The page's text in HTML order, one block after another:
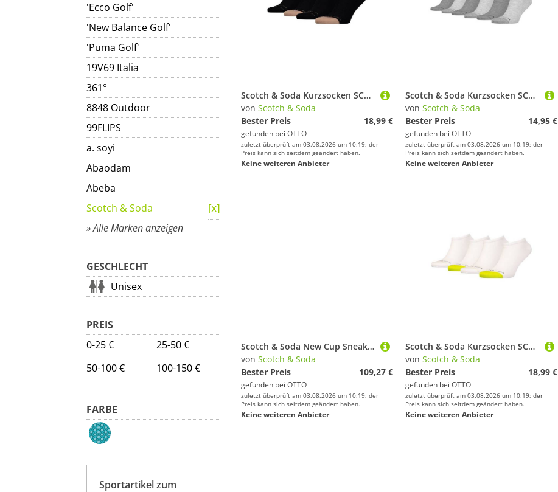
'Ecco Golf'
'New Balance Golf'
'Puma Golf'
19V69 Italia
361°
8848 Outdoor
99FLIPS
a. soyi
Abaodam
Abeba
Scotch & Soda
» Alle Marken anzeigen
GESCHLECHT
Unisex
PREIS
0-25 €
25-50 €
50-100 €
100-150 €
FARBE
Sportartikel zum
Scotch & Soda Kurzsocken SCSO Dip Toe Sneaker Socks 4P (4-Paar, 4er-Pack)
von Scotch & Soda
Bester Preis
18,99 €
gefunden bei OTTO
zuletzt überprüft am 03.08.2026 um 10:19; der
Preis kann sich seitdem geändert haben.
Keine weiteren Anbieter
Scotch & Soda Kurzsocken SCSO Dip Toe Sneaker Socks 6P (6-Paar, 6er-Pack)
von Scotch & Soda
Bester Preis
14,95 €
gefunden bei OTTO
zuletzt überprüft am 03.08.2026 um 10:19; der
Preis kann sich seitdem geändert haben.
Keine weiteren Anbieter
Scotch & Soda New Cup Sneaker
von Scotch & Soda
Bester Preis
109,27 €
gefunden bei OTTO
zuletzt überprüft am 03.08.2026 um 10:19; der
Preis kann sich seitdem geändert haben.
Keine weiteren Anbieter
Scotch & Soda Kurzsocken SCSO Dip Toe Sneaker Socks 4P (4-Paar, 4er-Pack)
von Scotch & Soda
Bester Preis
18,99 €
gefunden bei OTTO
zuletzt überprüft am 03.08.2026 um 10:19; der
Preis kann sich seitdem geändert haben.
Keine weiteren Anbieter